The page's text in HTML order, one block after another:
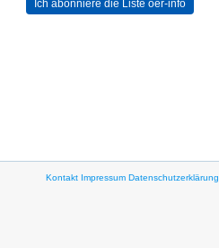
Kontakt Impressum Datenschutzerklärung